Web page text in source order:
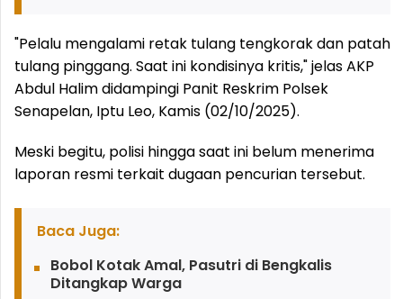
"Pelalu mengalami retak tulang tengkorak dan patah
tulang pinggang. Saat ini kondisinya kritis," jelas AKP
Abdul Halim didampingi Panit Reskrim Polsek
Senapelan, Iptu Leo, Kamis (02/10/2025).
Meski begitu, polisi hingga saat ini belum menerima
laporan resmi terkait dugaan pencurian tersebut.
Baca Juga:
Bobol Kotak Amal, Pasutri di Bengkalis
Ditangkap Warga